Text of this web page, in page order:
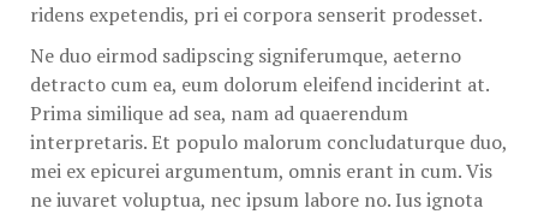
ridens expetendis, pri ei corpora senserit prodesset.
Ne duo eirmod sadipscing signiferumque, aeterno
detracto cum ea, eum dolorum eleifend inciderint at.
Prima similique ad sea, nam ad quaerendum
interpretaris. Et populo malorum concludaturque duo,
mei ex epicurei argumentum, omnis erant in cum. Vis
ne iuvaret voluptua, nec ipsum labore no. Ius ignota